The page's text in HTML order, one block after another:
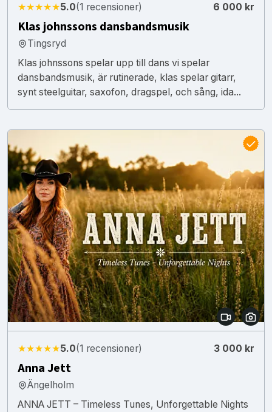
★★★★★5.0(1 recensioner) 6 000 kr
Klas johnssons dansbandsmusik
Tingsryd
Klas johnssons spelar upp till dans vi spelar
dansbandsmusik, är rutinerade, klas spelar gitarr,
synt steelguitar, saxofon, dragspel, och sång, ida...
★★★★★5.0(1 recensioner) 3 000 kr
Anna Jett
Ängelholm
ANNA JETT – Timeless Tunes, Unforgettable Nights